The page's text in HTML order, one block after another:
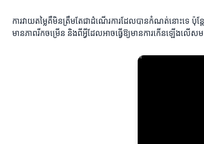
ការវាយតម្លៃគឺមិនត្រឹមតែជាដំណើរការដែលបានកំណត់នោះទេ ប៉ុន្ត
មានភាពរីកចម្រើន និងពីអ្វីដែលអាចធ្វើឱ្យមានការកើនឡើងលើសម